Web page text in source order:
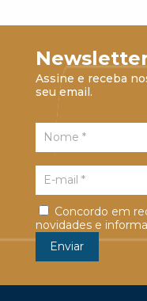
Assine e receba
seu email.
Concordo em
novidades e